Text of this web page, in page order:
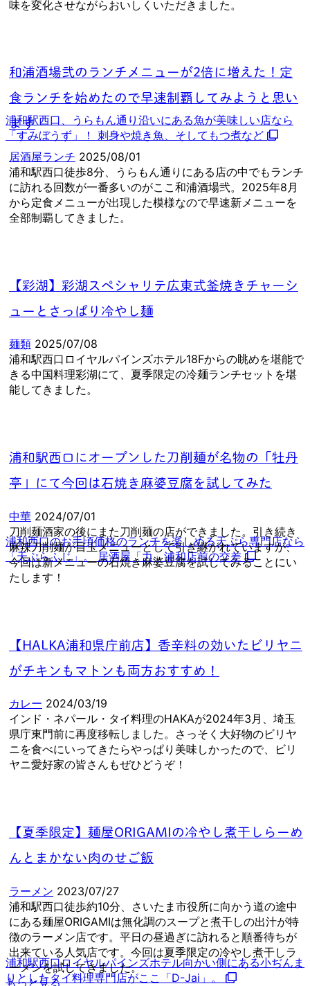
浦和駅西口、うらもん通り沿いにある魚が美味しい店なら
「すみぼうず」！ 刺身や焼き魚、そしてもつ煮など
浦和西口のお手頃価格のランチを楽しめる天ぷら専門店なら
「天ぷらふじ」。 居酒屋「力」浦和店前の交差
浦和駅西口ロイヤルパインズホテル向かい側にある小ぢんま
りとしたタイ料理専門店がここ「D-Jai」。
味を変化させながらおいしくいただきました。
和浦酒場弐のランチメニューが2倍に増えた！定
食ランチを始めたので早速制覇してみようと思い
ます
居酒屋ランチ 2025/08/01
浦和駅西口徒歩8分、うらもん通りにある店の中でもランチ
に訪れる回数が一番多いのがここ和浦酒場弐。2025年8月
から定食メニューが出現した模様なので早速新メニューを
全部制覇してきました。
【彩湖】彩湖スペシャリテ広東式釜焼きチャーシ
ューとさっぱり冷やし麺
麺類 2025/07/08
浦和駅西口ロイヤルパインズホテル18Fからの眺めを堪能で
きる中国料理彩湖にて、夏季限定の冷麺ランチセットを堪
能してきました。
浦和駅西口にオープンした刀削麺が名物の「牡丹
亭」にて今回は石焼き麻婆豆腐を試してみた
中華 2024/07/01
刀削麺酒家の後にまた刀削麺の店ができました。引き続き
麻辣刀削麺が目玉メニューとして引き継がれていますが、
今回は新メニューの石焼き麻婆豆腐を試してみることにい
たします！
【HALKA浦和県庁前店】香辛料の効いたビリヤニ
がチキンもマトンも両方おすすめ！
カレー 2024/03/19
インド・ネパール・タイ料理のHAKAが2024年3月、埼玉
県庁東門前に再度移転しました。さっそく大好物のビリヤ
ニを食べにいってきたらやっぱり美味しかったので、ビリ
ヤニ愛好家の皆さんもぜひどうぞ！
【夏季限定】麺屋ORIGAMIの冷やし煮干しらーめ
んとまかない肉のせご飯
ラーメン 2023/07/27
浦和駅西口徒歩約10分、さいたま市役所に向かう道の途中
にある麺屋ORIGAMIは無化調のスープと煮干しの出汁が特
徴のラーメン店です。平日の昼過ぎに訪れると順番待ちが
出来ている人気店です。今回は夏季限定の冷やし煮干しラ
ーメンを試してきました。
もっと見る